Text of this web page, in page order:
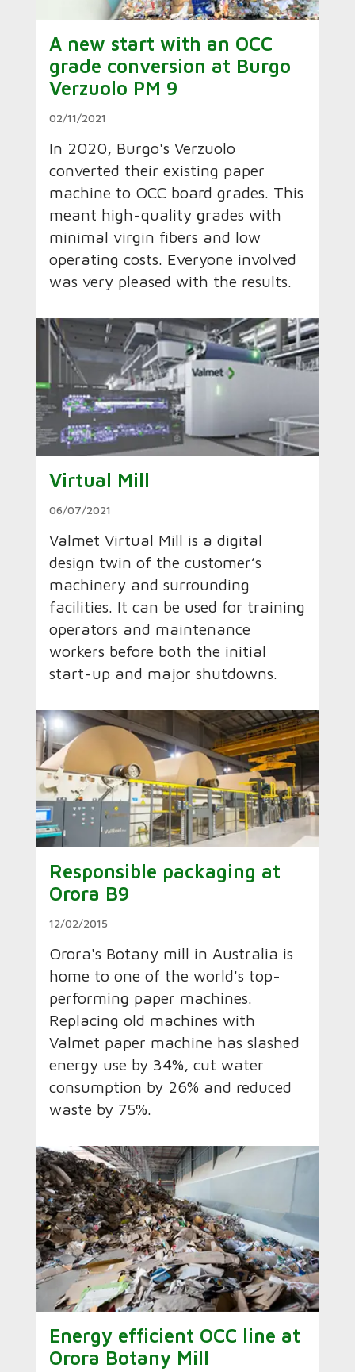
A new start with an OCC
grade conversion at Burgo
Verzuolo PM 9
02/11/2021
In 2020, Burgo's Verzuolo
converted their existing paper
machine to OCC board grades. This
meant high-quality grades with
minimal virgin fibers and low
operating costs. Everyone involved
was very pleased with the results.
Virtual Mill
06/07/2021
Valmet Virtual Mill is a digital
design twin of the customer’s
machinery and surrounding
facilities. It can be used for training
operators and maintenance
workers before both the initial
start-up and major shutdowns.
Responsible packaging at
Orora B9
12/02/2015
Orora's Botany mill in Australia is
home to one of the world's top-
performing paper machines.
Replacing old machines with
Valmet paper machine has slashed
energy use by 34%, cut water
consumption by 26% and reduced
waste by 75%.
Energy efficient OCC line at
Orora Botany Mill